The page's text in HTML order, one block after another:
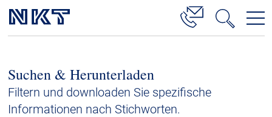
Hochspannung
Kabelservice
Suchen & Herunterladen
Filtern und downloaden Sie spezifische
Informationen nach Stichworten.